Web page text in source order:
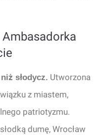
słodycz. Utworzona
z miastem,
patriotyzmu.
dumę, Wrocław